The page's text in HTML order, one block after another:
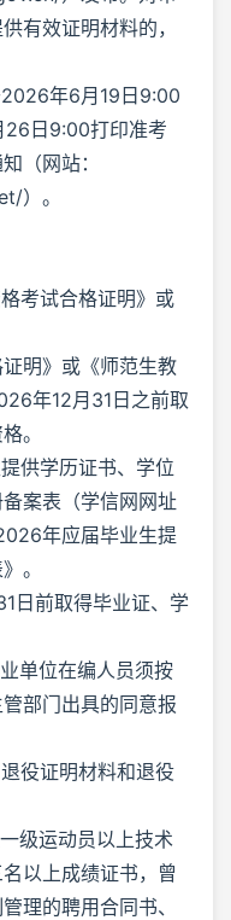
有效证明材料的，
年6月19日9:00
日9:00打印准考
（网站：
）。
考试合格证明》或
明》或《师范生教
年12月31日之前取
。
供学历证书、学位
案表（学信网网址
年应届毕业生提
。
日前取得毕业证、学
单位在编人员须按
部门出具的同意报
役证明材料和退役
级运动员以上技术
以上成绩证书，曾
理的聘用合同书、